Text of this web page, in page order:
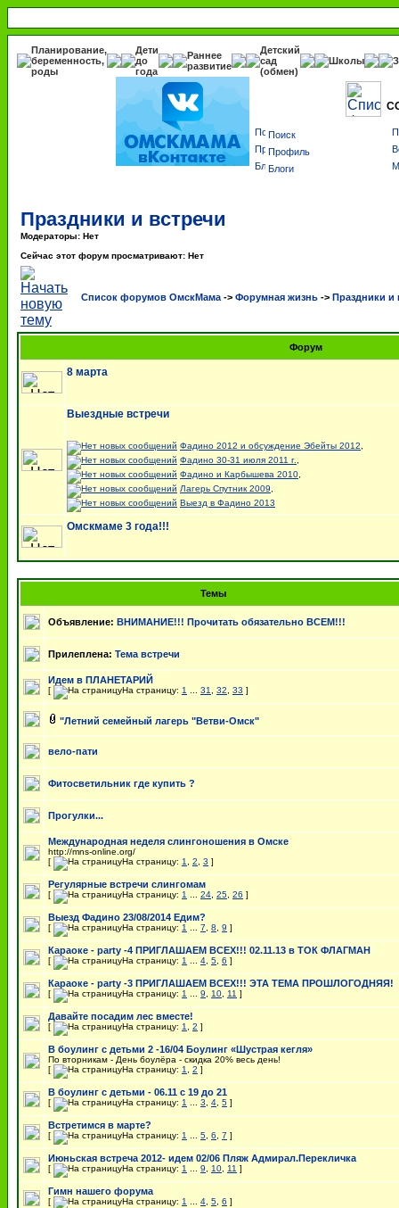
Планирование,
беременность,
роды
Дети
до
года
Раннее
развитие
Детский
сад
(обмен)
Школы
Поиск
Профиль
Блоги
Праздники и встречи
Модераторы: Нет
Сейчас этот форум просматривают: Нет
Список форумов ОмскМама -> Форумная жизнь -> Праздники и
Форум
8 марта
Выездные встречи
Фадино 2012 и обсуждение Эбейты 2012
Фадино 30-31 июля 2011 г.
Фадино и Карбышева 2010
Лагерь Спутник 2009
Выезд в Фадино 2013
Омскмаме 3 года!!!
Темы
Объявление: ВНИМАНИЕ!!! Прочитать обязательно ВСЕМ!!!
Прилеплена: Тема встречи
Идем в ПЛАНЕТАРИЙ
[ На страницу: 1 31 32 33 ]
"Летний семейный лагерь "Ветви-Омск"
вело-пати
Фитосветильник где купить ?
Прогулки...
Международная неделя слингоношения в Омске
http://mns-online.org/
[
На страницу: 1 2 3 ]
Регулярные встречи слингомам
[ На страницу: 1 24 25 26 ]
Выезд Фадино 23/08/2014 Едим?
[ На страницу: 1 7 8 9 ]
Караоке - party -4 ПРИГЛАШАЕМ ВСЕХ!!! 02.11.13 в ТОК ФЛАГМАН
[ На страницу: 1 4 5 6 ]
Караоке - party -3 ПРИГЛАШАЕМ ВСЕХ!!! ЭТА ТЕМА ПРОШЛОГОДНЯЯ!
[ На страницу: 1 9 10 11 ]
Давайте посадим лес вместе!
[ На страницу: 1 2 ]
В боулинг с детьми 2 -16/04 Боулинг «Шустрая кегля»
По вторникам - День боулёра - скидка 20% весь день!
[
На страницу: 1 2 ]
В боулинг с детьми - 06.11 с 19 до 21
[ На страницу: 1 3 4 5 ]
Встретимся в марте?
[ На страницу: 1 5 6 7 ]
Июньская встреча 2012- идем 02/06 Пляж Адмирал.Перекличка
[ На страницу: 1 9 10 11 ]
Гимн нашего форума
[ На страницу: 1 4 5 6 ]